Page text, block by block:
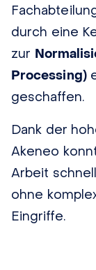
durch eine
zur
Processing)
geschaffen.
Dank der
Akeneo
Arbeit
ohne
Eingriffe.